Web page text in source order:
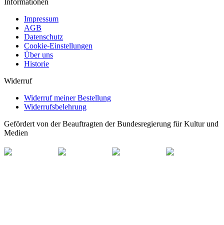
Informationen
Impressum
AGB
Datenschutz
Cookie-Einstellungen
Über uns
Historie
Widerruf
Widerruf meiner Bestellung
Widerrufsbelehrung
Gefördert von der Beauftragten der Bundesregierung für Kultur und
Medien